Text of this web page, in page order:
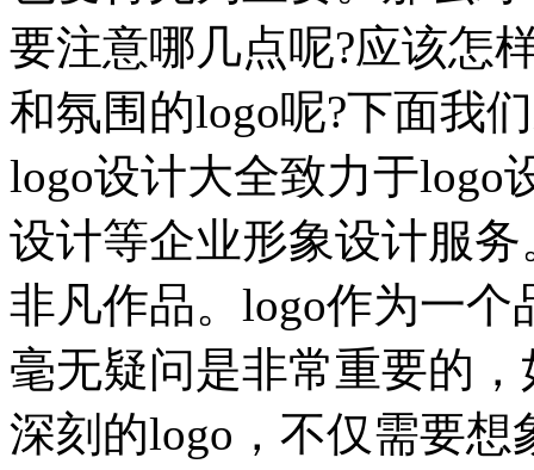
要注意哪几点呢?应该怎
和氛围的logo呢?下面我
logo设计大全致力于logo
设计等企业形象设计服
非凡作品。logo作为一
毫无疑问是非常重要的
深刻的logo，不仅需要